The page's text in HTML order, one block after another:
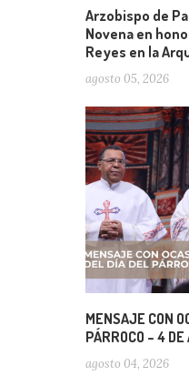
Arzobispo de
Novena en
Reyes en la
agosto 05, 2026
MENSAJE CON
PÁRROCO – 4
agosto 04, 2026